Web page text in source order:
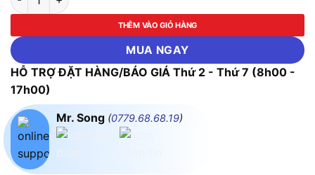
THÊM VÀO GIỎ HÀNG
MUA NGAY
HỖ TRỢ ĐẶT HÀNG/BÁO GIÁ Thứ 2 - Thứ 7 (8h00 -
17h00)
Mr. Song (0779.68.68.19)